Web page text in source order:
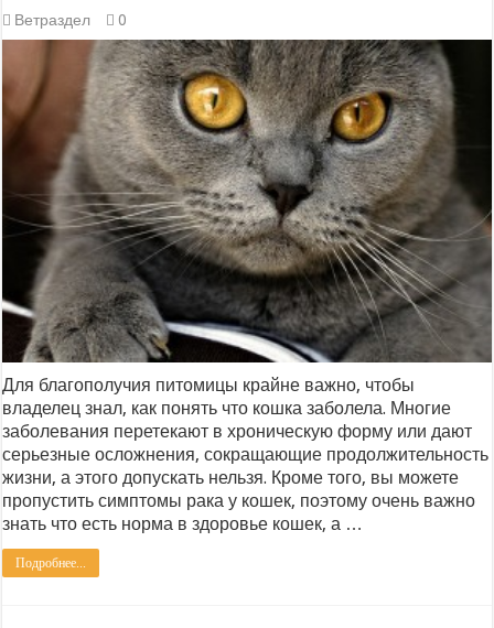
Ветраздел 0
Для благополучия питомицы крайне важно, чтобы
владелец знал, как понять что кошка заболела. Многие
заболевания перетекают в хроническую форму или дают
серьезные осложнения, сокращающие продолжительность
жизни, а этого допускать нельзя. Кроме того, вы можете
пропустить симптомы рака у кошек, поэтому очень важно
знать что есть норма в здоровье кошек, а …
Подробнее...